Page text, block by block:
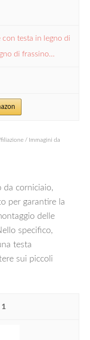
testa in legno di
di frassino...
/ Immagini da
da corniciaio,
per garantire la
delle
specifico,
testa
sui piccoli
1